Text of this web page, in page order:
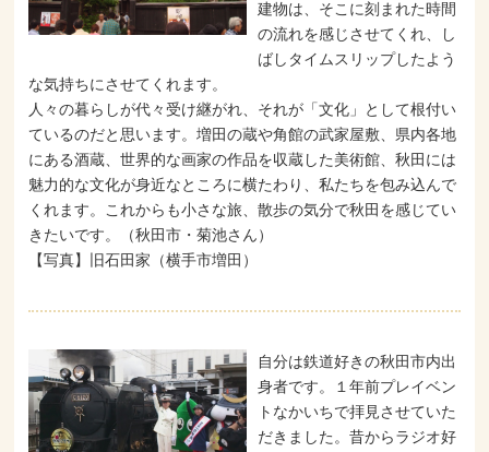
建物は、そこに刻まれた時間
の流れを感じさせてくれ、し
ばしタイムスリップしたよう
な気持ちにさせてくれます。
人々の暮らしが代々受け継がれ、それが「文化」として根付い
ているのだと思います。増田の蔵や角館の武家屋敷、県内各地
にある酒蔵、世界的な画家の作品を収蔵した美術館、秋田には
魅力的な文化が身近なところに横たわり、私たちを包み込んで
くれます。これからも小さな旅、散歩の気分で秋田を感じてい
きたいです。（秋田市・菊池さん）
【写真】旧石田家（横手市増田）
自分は鉄道好きの秋田市内出
身者です。１年前プレイベン
トなかいちで拝見させていた
だきました。昔からラジオ好